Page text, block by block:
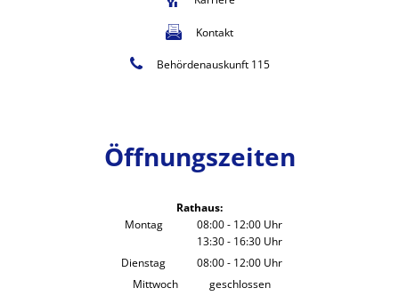
Kontakt
Behördenauskunft 115
Öffnungszeiten
Rathaus:
Montag
08:00- 12:00 Uhr
Von 08:00 bis 12:00 Uhr
13:30- 16:30 Uhr
Von 13:30 bis 16:30 Uhr
Dienstag 08:00- 12:00 Uhr
Von 08:00 bis 12:00 Uhr
Mittwoch
geschlossen